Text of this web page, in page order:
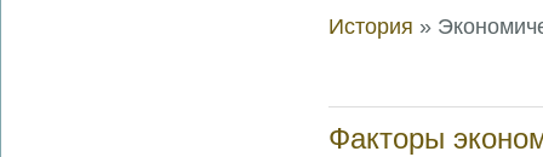
История »
Факторы